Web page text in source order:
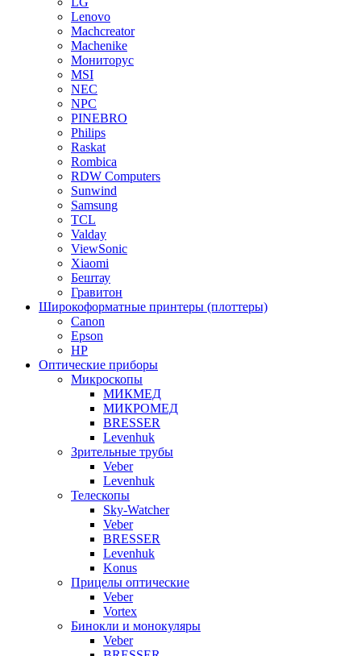
Lenovo
Machcreator
Machenike
Мониторус
MSI
NEC
NPC
PINEBRO
Philips
Raskat
Rombica
RDW Computers
Sunwind
Samsung
TCL
Valday
ViewSonic
Xiaomi
Бештау
Гравитон
Широкоформатные принтеры (плоттеры)
Canon
Epson
HP
Оптические приборы
Микроскопы
МИКМЕД
МИКРОМЕД
BRESSER
Levenhuk
Зрительные трубы
Veber
Levenhuk
Телескопы
Sky-Watcher
Veber
BRESSER
Levenhuk
Konus
Прицелы оптические
Veber
Vortex
Бинокли и монокуляры
Veber